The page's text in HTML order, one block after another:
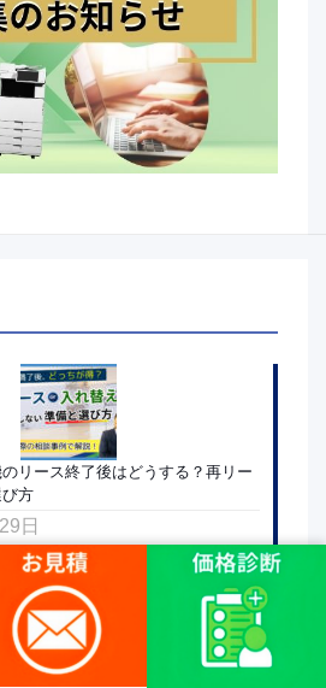
リース終了後はどうする？再リー
方
日
の再リースとは？入れ替えとの違